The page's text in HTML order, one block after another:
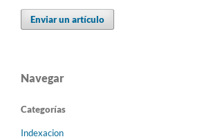
Enviar un artículo
Navegar
Categorías
Indexacion